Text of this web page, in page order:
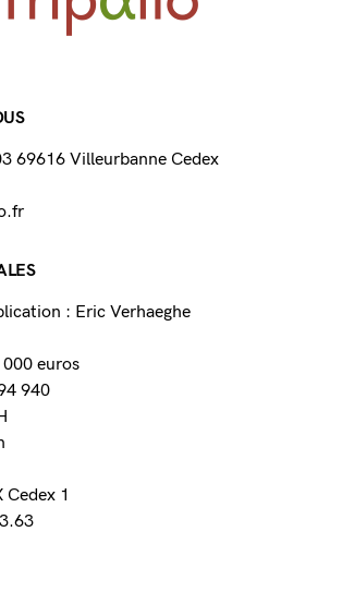
69616 Villeurbanne Cedex
: Eric Verhaeghe
euros
940
Cedex 1